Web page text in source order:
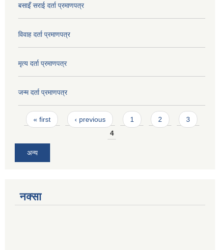
बसाइँ सराई दर्ता प्रमाणपत्र
विवाह दर्ता प्रमाणपत्र
मृत्य दर्ता प्रमाणपत्र
जन्म दर्ता प्रमाणपत्र
Pages
« first ‹ previous 1 2
3
4
अन्य
नक्सा